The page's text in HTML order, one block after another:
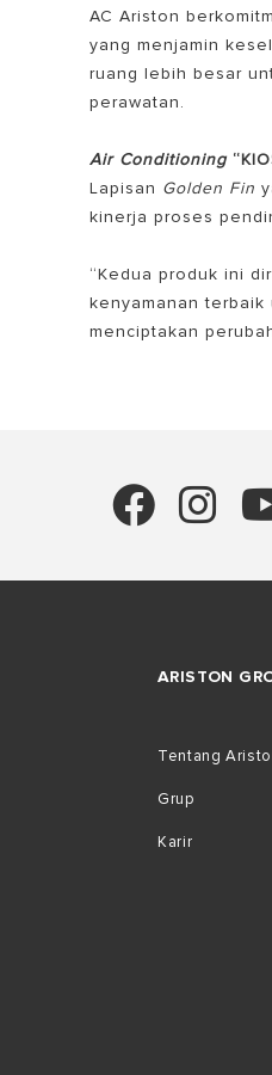
AC Ariston
yang menjamin
ruang lebih besar
perawatan.
Air Conditioning
Lapisan Golden Fin
kinerja proses
“Kedua produk ini
kenyamanan
menciptakan
ARISTON
Tentang
Grup
Karir